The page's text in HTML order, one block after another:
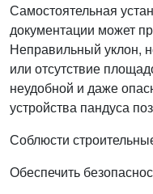
Самостоятельная
документации может
Неправильный уклон,
или отсутствие
неудобной и даже
устройства пандуса
Соблюсти
Обеспечить